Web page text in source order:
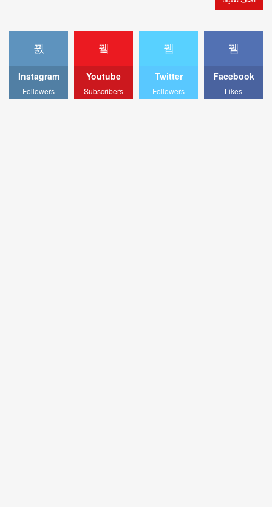
Facebook
Likes
Twitter
Followers
Youtube
Subscribers
Instagram
Followers